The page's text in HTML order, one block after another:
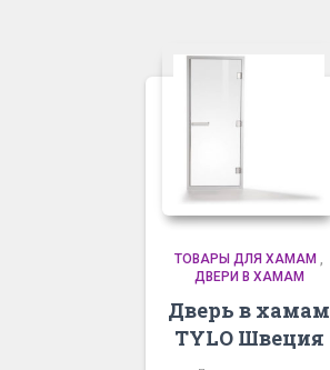
ТОВАРЫ ДЛЯ ХАМАМ ,
ДВЕРИ В ХАМАМ
Дверь в хамам
TYLO Швеция